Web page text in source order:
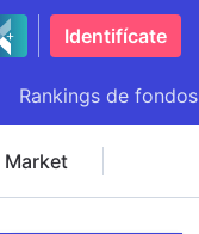
Identifícate
Rankings de fondos
Market